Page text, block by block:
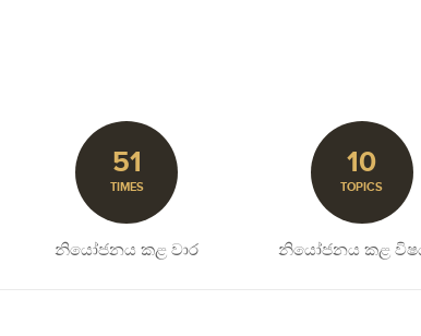
51
TIMES
නියෝජනය කළ වාර
10
TOPICS
නියෝජනය කළ